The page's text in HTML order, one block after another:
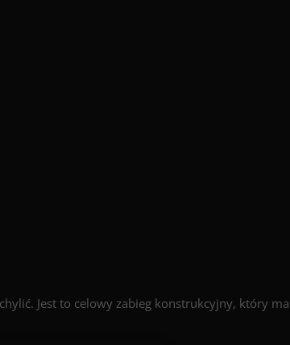
Jest to celowy zabieg konstrukcyjny, który